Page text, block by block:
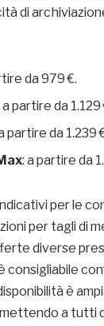
di
da 979 €.
a partire da 1.129
partire da 1.239
: a partire da
per le
per tagli di
diverse
consigliabile
è
a tutti